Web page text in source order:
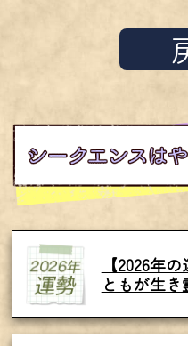
【2026年
ともが生